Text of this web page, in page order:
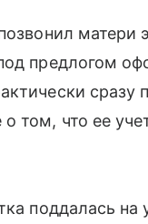
матери
предлогом
сразу
том, что ее
поддалась на